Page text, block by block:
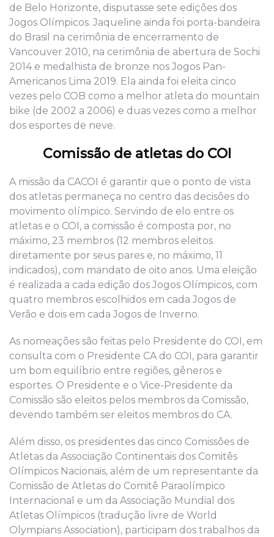
de Belo Horizonte, disputasse sete edições dos
Jogos Olímpicos. Jaqueline ainda foi porta-bandeira
do Brasil na cerimônia de encerramento de
Vancouver 2010, na cerimônia de abertura de Sochi
2014 e medalhista de bronze nos Jogos Pan-
Americanos Lima 2019. Ela ainda foi eleita cinco
vezes pelo COB como a melhor atleta do mountain
bike (de 2002 a 2006) e duas vezes como a melhor
dos esportes de neve.
Comissão de atletas do COI
A missão da CACOI é garantir que o ponto de vista
dos atletas permaneça no centro das decisões do
movimento olímpico. Servindo de elo entre os
atletas e o COI, a comissão é composta por, no
máximo, 23 membros (12 membros eleitos
diretamente por seus pares e, no máximo, 11
indicados), com mandato de oito anos. Uma eleição
é realizada a cada edição dos Jogos Olímpicos, com
quatro membros escolhidos em cada Jogos de
Verão e dois em cada Jogos de Inverno.
As nomeações são feitas pelo Presidente do COI, em
consulta com o Presidente CA do COI, para garantir
um bom equilíbrio entre regiões, gêneros e
esportes. O Presidente e o Vice-Presidente da
Comissão são eleitos pelos membros da Comissão,
devendo também ser eleitos membros do CA.
Além disso, os presidentes das cinco Comissões de
Atletas da Associação Continentais dos Comitês
Olímpicos Nacionais, além de um representante da
Comissão de Atletas do Comitê Paraolímpico
Internacional e um da Associação Mundial dos
Atletas Olímpicos (tradução livre de World
Olympians Association), participam dos trabalhos da